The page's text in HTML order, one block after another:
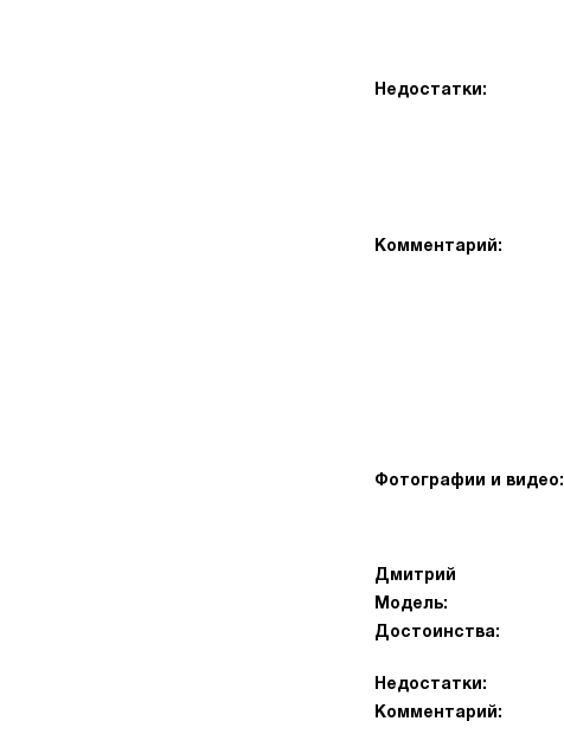
Недостатки:
Комментарий:
Фотографии и видео:
Дмитрий
Модель:
Достоинства:
Недостатки:
Комментарий: